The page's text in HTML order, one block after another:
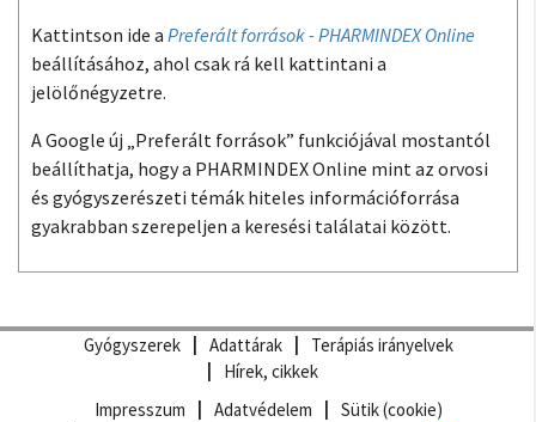
Kattintson ide a Preferált források - PHARMINDEX Online
beállításához, ahol csak rá kell kattintani a
jelölőnégyzetre.
A Google új „Preferált források” funkciójával mostantól
beállíthatja, hogy a PHARMINDEX Online mint az orvosi
és gyógyszerészeti témák hiteles információforrása
gyakrabban szerepeljen a keresési találatai között.
Gyógyszerek Adattárak
Terápiás irányelvek
Hírek, cikkek
Impresszum
Adatvédelem
Sütik (cookie)